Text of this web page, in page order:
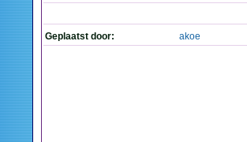
Geplaatst door: akoe